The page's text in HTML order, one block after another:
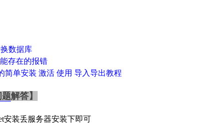
数据库
存在的报错
简单安装 激活 使用 导入导出教程
题解答】
安装丢服务器安装下即可